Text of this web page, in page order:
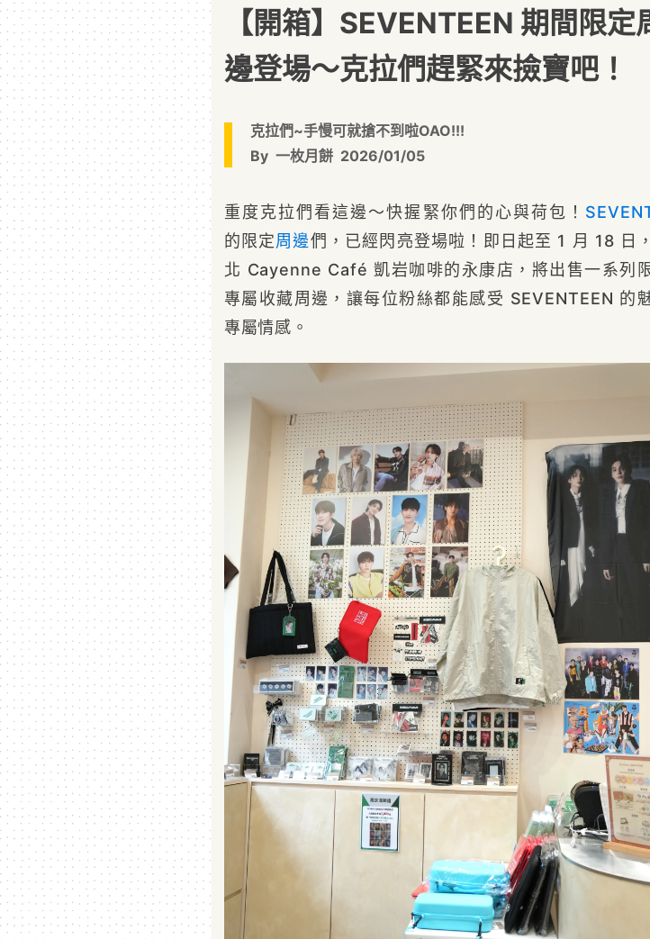
【開箱】SEVENTEEN 期間限定
邊登場～克拉們趕緊來撿寶吧！
克拉們~手慢可就搶不到啦OAO!!!
By 一枚月餅 2026/01/05
重度克拉們看這邊～快握緊你們的心與荷包！
的限定周邊們，已經閃亮登場啦！即日起至 1 月 18 日
北 Cayenne Café 凱岩咖啡的永康店，將出售一系列
專屬收藏周邊，讓每位粉絲都能感受 SEVENTEEN 的
專屬情感。